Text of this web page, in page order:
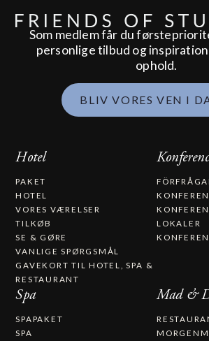
Som medlem får du
personlige tilbud og
ophold.
BLIV VORES VEN I
Hotel
PAKET
HOTEL
VORES VÆRELSER
TILKØB
SE & GØRE
VANLIGE SPØRGSMÅL
GAVEKORT TIL HOTEL, SPA &
RESTAURANT​
LOKALER
Spa
SPAPAKET
SPA
Mad &